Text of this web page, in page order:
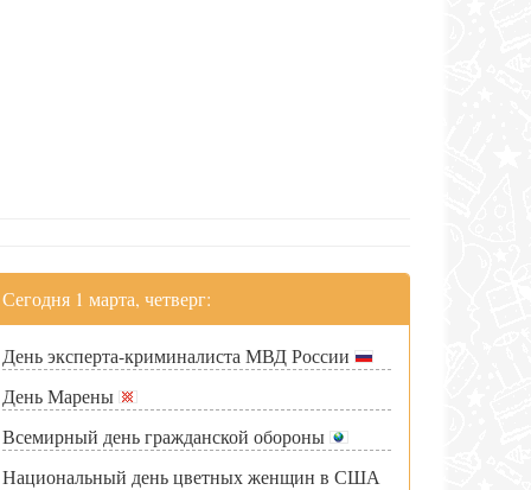
Сегодня 1 марта, четверг:
День эксперта-криминалиста МВД России
День Марены
Всемирный день гражданской обороны
Национальный день цветных женщин в США